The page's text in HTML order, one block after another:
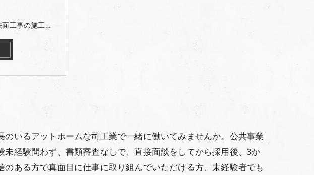
公共工事を主とした土木工事、法面工事の施工を行って頂きます。 ＜主な業務＞ ・金網の設置 ・鉄筋の組立て ・モルタル、コンクリートの吹き付け
いるアットホームな司工業で一緒に働いてみませんか。公共事業
経験問わず、書類審査なしで、直接面談をしてから採用後、3か
ある方で真面目に仕事に取り組んでいただける方、未経験者でも